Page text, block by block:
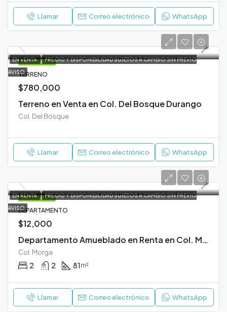
Llamar Correo electrónico WhatsApp
DESTACADO
EN VENTA PRECIO Y DISPONIBILIDAD SUJETOS A CAMBIO SIN PREVIO
AVISOTERRENO
$780,000
Terreno en Venta en Col. Del Bosque Durango
Col. Del Bosque
Llamar Correo electrónico WhatsApp
DESTACADO
EN RENTA PRECIO Y DISPONIBILIDAD SUJETOS A CAMBIO SIN PREVIO
AVISODEPARTAMENTO
$12,000
Departamento Amueblado en Renta en Col. Morga Durango
Col. Morga
2 2 81 m²
Llamar Correo electrónico WhatsApp